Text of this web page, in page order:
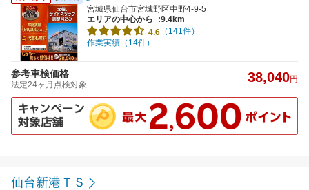
宮城県仙台市宮城野区中野4-9-5
エリアの中心から
:9.4km
4.6 （141件）
作業実績（14件）
参考車検価格
法定24ヶ月点検対象 38,040円
仙台新港ＴＳ